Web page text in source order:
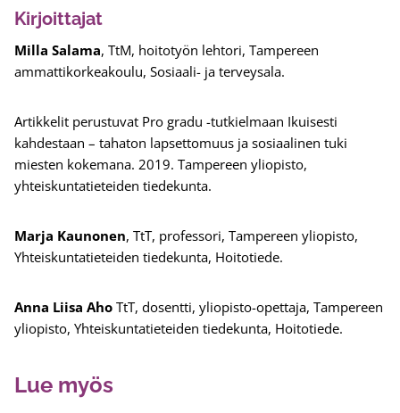
Kirjoittajat
Milla Salama, TtM, hoitotyön lehtori, Tampereen
ammattikorkeakoulu, Sosiaali- ja terveysala.
Artikkelit perustuvat Pro gradu -tutkielmaan Ikuisesti
kahdestaan – tahaton lapsettomuus ja sosiaalinen tuki
miesten kokemana. 2019. Tampereen yliopisto,
yhteiskuntatieteiden tiedekunta.
Marja Kaunonen, TtT, professori, Tampereen yliopisto,
Yhteiskuntatieteiden tiedekunta, Hoitotiede.
Anna Liisa Aho TtT, dosentti, yliopisto-opettaja, Tampereen
yliopisto, Yhteiskuntatieteiden tiedekunta, Hoitotiede.
Lue myös